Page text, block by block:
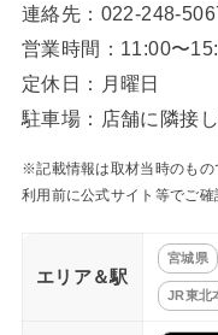
連絡先：022-248-
営業時間：11:00〜
定休日：月曜日
駐車場：店舗に隣接
※記載情報は取材当時のもの
利用前に公式サイト等でご確
エリア＆駅
宮城県
JR東北